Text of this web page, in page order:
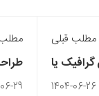
مطلب قبلی
یا
انتخاب
1404-06-26
اجرا
29